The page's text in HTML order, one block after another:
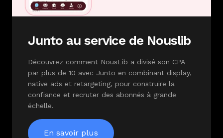
Junto au service de Nouslib
Découvrez comment NousLib a divisé son CPA
par plus de 10 avec Junto en combinant display,
native ads et retargeting, pour construire la
confiance et recruter des abonnés à grande
échelle.
En savoir plus